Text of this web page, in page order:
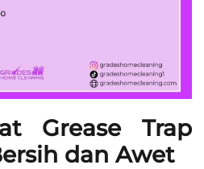
Grease Trap
dan Awet